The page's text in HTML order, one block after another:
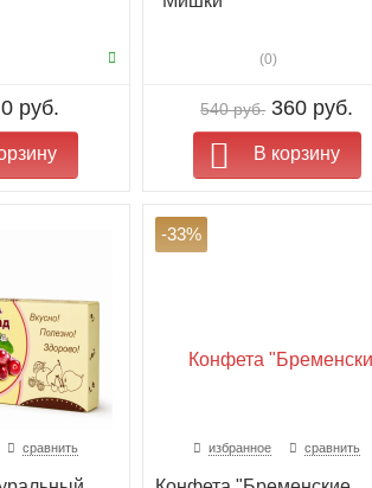
0 руб.
(0)
540 руб. 360 руб.
В корзину
сравнить
-33%
избранное сравнить